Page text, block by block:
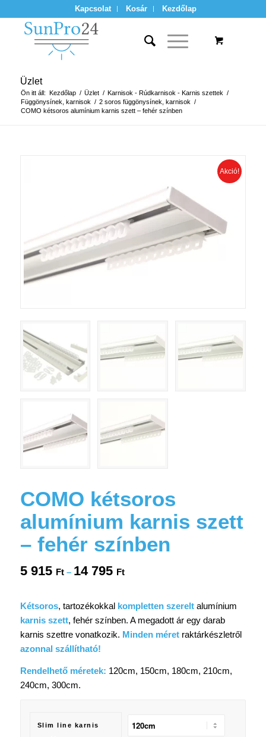
Kapcsolat Kosár Kezdőlap
Üzlet
Ön itt áll: Kezdőlap / Üzlet / Karnisok - Rúdkarnisok - Karnis szettek /
Függönysínek, karnisok / 2 soros függönysínek, karnisok /
COMO kétsoros alumínium karnis szett – fehér színben
Akció!
COMO kétsoros
alumínium karnis szett
– fehér színben
5 915 Ft – 14 795 FtÁrtartomány:
Kétsoros, tartozékokkal kompletten szereltalumínium
karnis szett, fehér színben. A megadott ár egy darab
karnis szettre vonatkozik. Minden méretraktárkészletről
azonnal szállítható!
Rendelhető méretek: 120cm, 150cm, 180cm, 210cm,
240cm, 300cm.
Slim line karnis